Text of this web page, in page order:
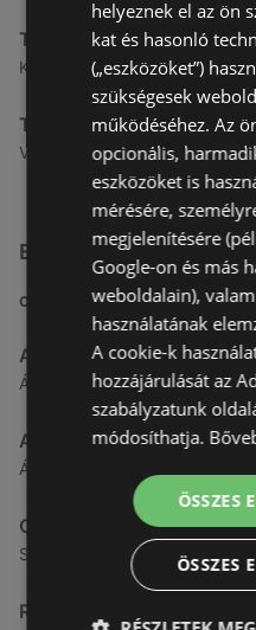
Tesco
Király J. u. 3. 3, 9400 Sopron
Tesco
Végfordulat u. 9. 9, 9400
Egyéb
CÍM
Aldi
Ágfalvi út 4/A., 9400 Sopron
ALDI
Ágfalvi út 4/a, 9400 Sopron
CBA
Somfalvi u. 14., 9400 Sopron
Reál
helyeznek el az ön
kat és hasonló
(„eszközöket”)
szükségesek
működéséhez. Az
opcionális,
eszközöket is
mérésére,
megjelenítésére
Google-on és más
weboldalain),
használatának
A cookie-k
hozzájárulását az
szabályzatunk
módosíthatja.
ÖSSZES
ÖSSZES